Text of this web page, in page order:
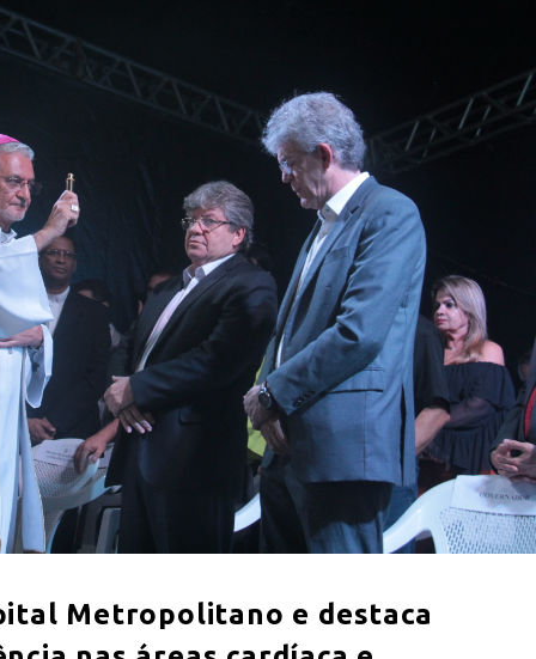
Metropolitano e destaca